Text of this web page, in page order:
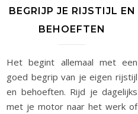
BEGRIJP JE RIJSTIJL EN
BEHOEFTEN
Het begint allemaal met een
goed begrip van je eigen rijstijl
en behoeften. Rijd je dagelijks
met je motor naar het werk of